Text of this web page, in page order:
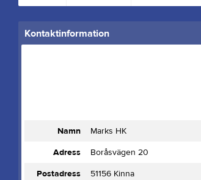
Kontaktinformation
Namn
Marks HK
Adress
Boråsvägen 20
Postadress
51156 Kinna